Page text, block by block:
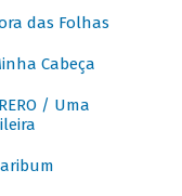
das Folhas
Cabeça
/ Uma